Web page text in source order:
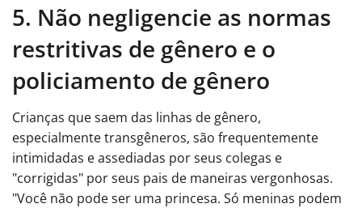
5. Não negligencie as normas
restritivas de gênero e o
policiamento de gênero
Crianças que saem das linhas de gênero,
especialmente transgêneros, são frequentemente
intimidadas e assediadas por seus colegas e
"corrigidas" por seus pais de maneiras vergonhosas.
"Você não pode ser uma princesa. Só meninas podem